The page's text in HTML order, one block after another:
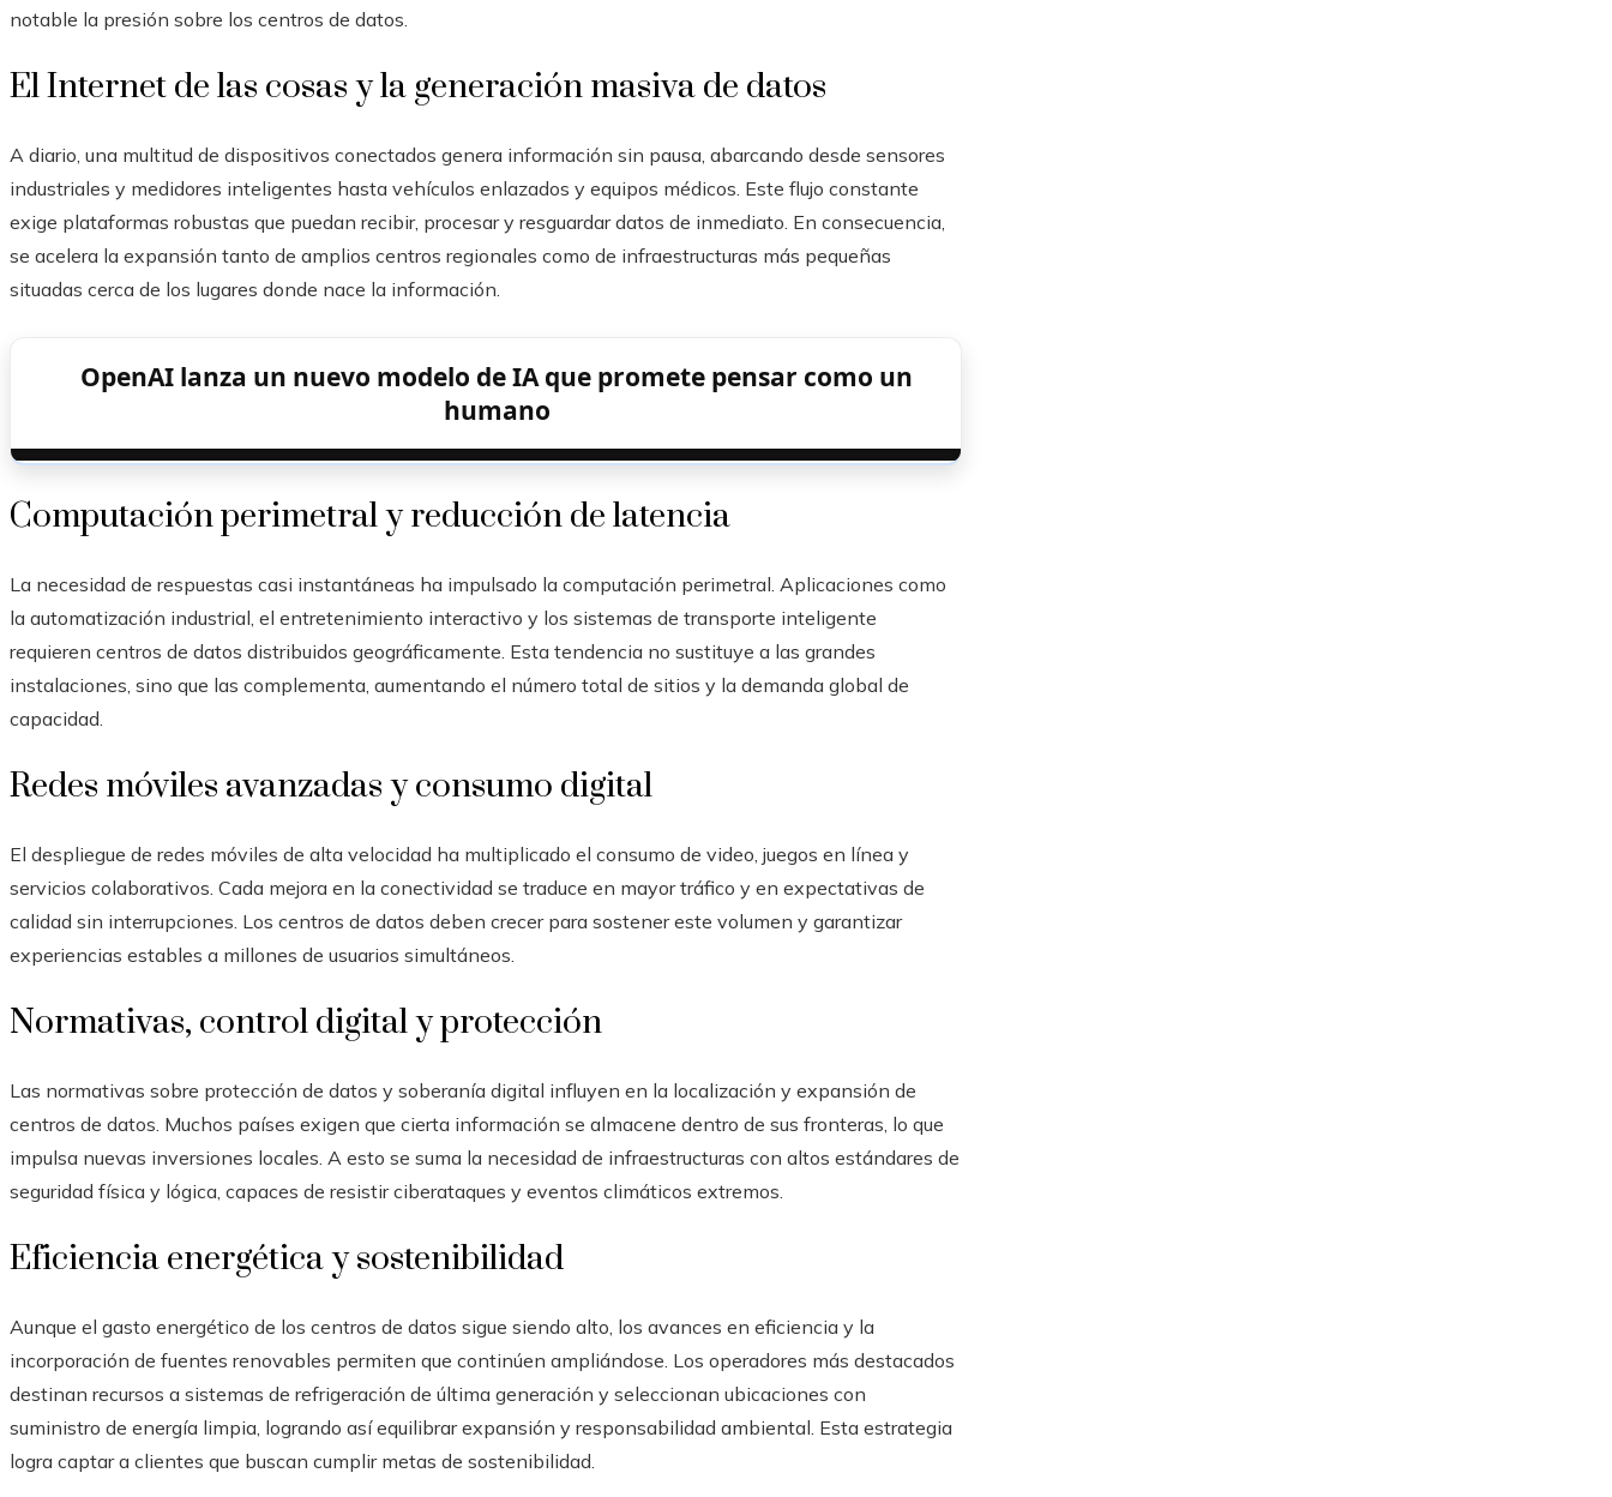
notable la presión sobre los centros de datos.
El Internet de las cosas y la generación masiva de datos
A diario, una multitud de dispositivos conectados genera información sin pausa, abarcando desde sensores
industriales y medidores inteligentes hasta vehículos enlazados y equipos médicos. Este flujo constante
exige plataformas robustas que puedan recibir, procesar y resguardar datos de inmediato. En consecuencia,
se acelera la expansión tanto de amplios centros regionales como de infraestructuras más pequeñas
situadas cerca de los lugares donde nace la información.
OpenAI lanza un nuevo modelo de IA que promete pensar como un
humano
Computación perimetral y reducción de latencia
La necesidad de respuestas casi instantáneas ha impulsado la computación perimetral. Aplicaciones como
la automatización industrial, el entretenimiento interactivo y los sistemas de transporte inteligente
requieren centros de datos distribuidos geográficamente. Esta tendencia no sustituye a las grandes
instalaciones, sino que las complementa, aumentando el número total de sitios y la demanda global de
capacidad.
Redes móviles avanzadas y consumo digital
El despliegue de redes móviles de alta velocidad ha multiplicado el consumo de video, juegos en línea y
servicios colaborativos. Cada mejora en la conectividad se traduce en mayor tráfico y en expectativas de
calidad sin interrupciones. Los centros de datos deben crecer para sostener este volumen y garantizar
experiencias estables a millones de usuarios simultáneos.
Normativas, control digital y protección
Las normativas sobre protección de datos y soberanía digital influyen en la localización y expansión de
centros de datos. Muchos países exigen que cierta información se almacene dentro de sus fronteras, lo que
impulsa nuevas inversiones locales. A esto se suma la necesidad de infraestructuras con altos estándares de
seguridad física y lógica, capaces de resistir ciberataques y eventos climáticos extremos.
Eficiencia energética y sostenibilidad
Aunque el gasto energético de los centros de datos sigue siendo alto, los avances en eficiencia y la
incorporación de fuentes renovables permiten que continúen ampliándose. Los operadores más destacados
destinan recursos a sistemas de refrigeración de última generación y seleccionan ubicaciones con
suministro de energía limpia, logrando así equilibrar expansión y responsabilidad ambiental. Esta estrategia
logra captar a clientes que buscan cumplir metas de sostenibilidad.